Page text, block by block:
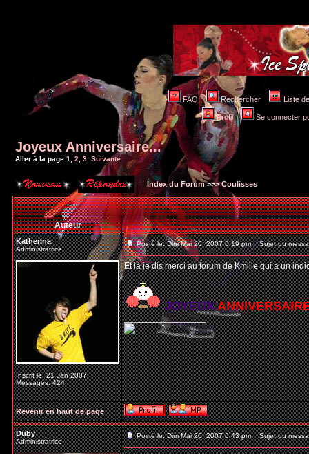
FAQ Rechercher Liste
Profil Se connecter
Joyeux Anniversaire...
Aller à la page 1 2 3 Suivante
Index du Forum>>>Coulisses
Auteur
Katherina
Administratrice
Inscrit le: 21 Jan 2007
Messages: 424
Posté le: Dim Mai 20, 2007 6:19 pm Sujet du
Et là je dis merci au forum de Kmille qui a un
JOYEUX
_________________
Revenir en haut de page
Duby
Administratrice
Posté le: Dim Mai 20, 2007 6:43 pm Sujet du